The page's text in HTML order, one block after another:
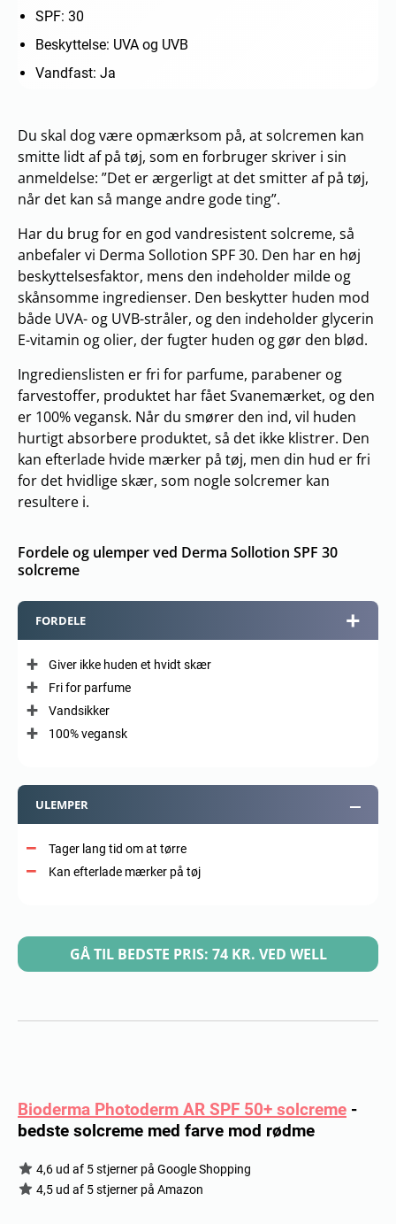
SPF: 30
Beskyttelse: UVA og UVB
Vandfast: Ja
Du skal dog være opmærksom på, at solcremen kan
smitte lidt af på tøj, som en forbruger skriver i sin
anmeldelse: ”Det er ærgerligt at det smitter af på tøj,
når det kan så mange andre gode ting”.
Har du brug for en god vandresistent solcreme, så
anbefaler vi Derma Sollotion SPF 30. Den har en høj
beskyttelsesfaktor, mens den indeholder milde og
skånsomme ingredienser. Den beskytter huden mod
både UVA- og UVB-stråler, og den indeholder glycerin
E-vitamin og olier, der fugter huden og gør den blød.
Ingredienslisten er fri for parfume, parabener og
farvestoffer, produktet har fået Svanemærket, og den
er 100% vegansk. Når du smører den ind, vil huden
hurtigt absorbere produktet, så det ikke klistrer. Den
kan efterlade hvide mærker på tøj, men din hud er fri
for det hvidlige skær, som nogle solcremer kan
resultere i.
Fordele og ulemper ved Derma Sollotion SPF 30
solcreme
FORDELE
Giver ikke huden et hvidt skær
Fri for parfume
Vandsikker
100% vegansk
ULEMPER
Tager lang tid om at tørre
Kan efterlade mærker på tøj
GÅ TIL BEDSTE PRIS: 74 KR. VED WELL
Bioderma Photoderm AR SPF 50+ solcreme -
bedste solcreme med farve mod rødme
4,6 ud af 5 stjerner på Google Shopping
4,5 ud af 5 stjerner på Amazon